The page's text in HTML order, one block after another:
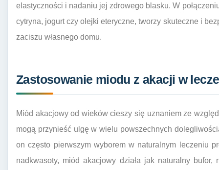
elastyczności i nadaniu jej zdrowego blasku. W
cytryna, jogurt czy olejki eteryczne, tworzy skuteczne i
zaciszu własnego domu.
Zastosowanie miodu z akacji w
Miód akacjowy od wieków cieszy się uznaniem ze
mogą przynieść ulgę w wielu powszechnych
on często pierwszym wyborem w naturalnym leczeniu
nadkwasoty, miód akacjowy działa jak naturalny bufor,